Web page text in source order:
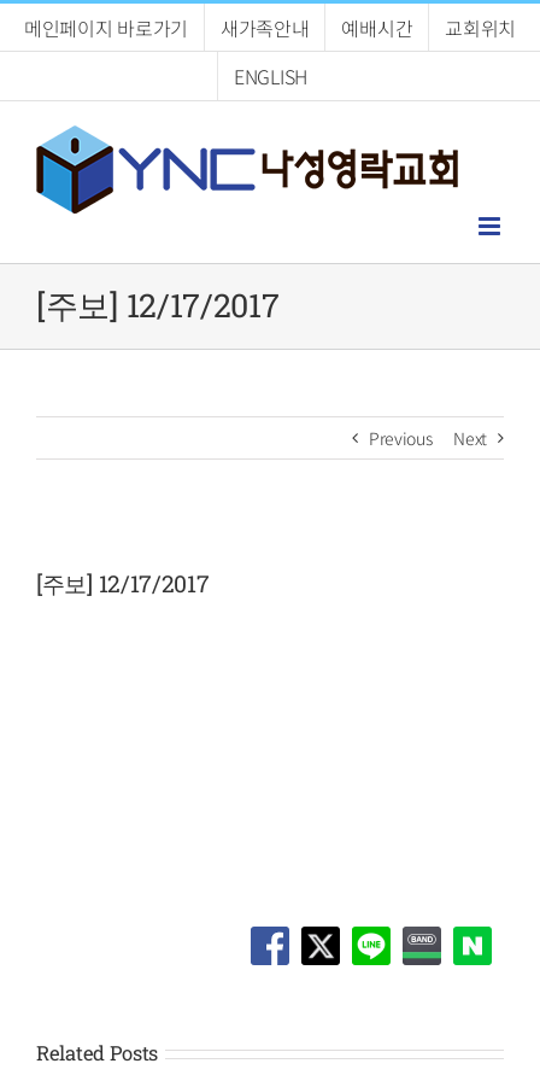
메인페이지 바로가기 새가족안내 예배시간
교회위치
ENGLISH
[주보] 12/17/2017
Previous Next
Larger
Image
[주보] 12/17/2017
Related Posts